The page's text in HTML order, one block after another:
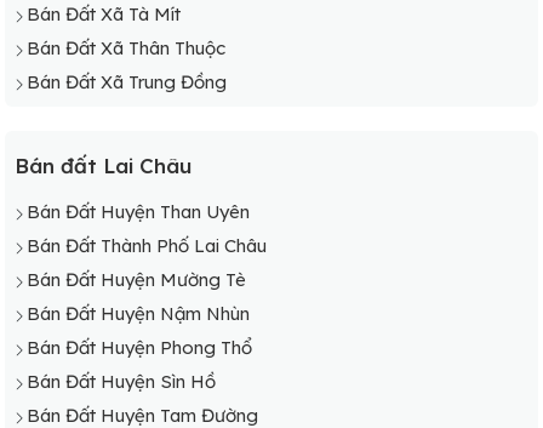
Bán Đất Xã Tà Mít
Bán Đất Xã Thân Thuộc
Bán Đất Xã Trung Đồng
Bán đất Lai Châu
Bán Đất Huyện Than Uyên
Bán Đất Thành Phố Lai Châu
Bán Đất Huyện Mường Tè
Bán Đất Huyện Nậm Nhùn
Bán Đất Huyện Phong Thổ
Bán Đất Huyện Sìn Hồ
Bán Đất Huyện Tam Đường